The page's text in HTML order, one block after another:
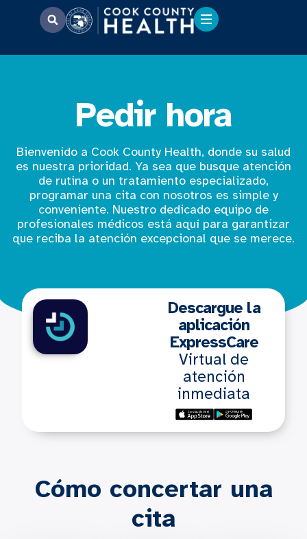
Pedir hora
Bienvenido a Cook County Health, donde su salud
es nuestra prioridad. Ya sea que busque atención
de rutina o un tratamiento especializado,
programar una cita con nosotros es simple y
conveniente. Nuestro dedicado equipo de
profesionales médicos está aquí para garantizar
que reciba la atención excepcional que se merece.
Descargue la
aplicación
ExpressCare
Virtual de
atención
inmediata
Cómo concertar una
cita